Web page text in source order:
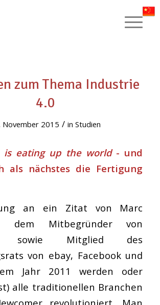
zum Thema Industrie
4.0
November 2015 / inStudien
is eating up the world - und
als nächstes die Fertigung
an ein Zitat von Marc
dem Mitbegründer von
sowie Mitglied des
von ebay, Facebook und
Jahr 2011 werden oder
alle traditionellen Branchen